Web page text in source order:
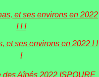
et ses environs en 2022 ! !
!